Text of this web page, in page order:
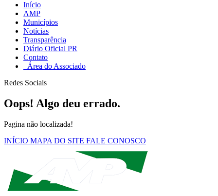
Início
AMP
Municípios
Notícias
Transparência
Diário Oficial PR
Contato
Área do Associado
Redes Sociais
Oops! Algo deu errado.
Pagina não localizada!
INÍCIO MAPA DO SITE FALE CONOSCO